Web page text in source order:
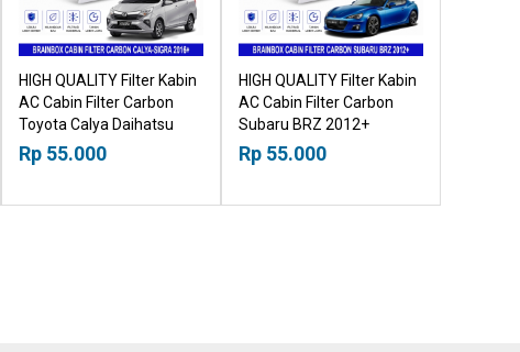
HIGH QUALITY Filter Kabin
AC Cabin Filter Carbon
Toyota Calya Daihatsu
Sigra 2016+ 18518030
Rp 55.000
HIGH QUALITY Filter Kabin
AC Cabin Filter Carbon
Subaru BRZ 2012+
18518030
Rp 55.000